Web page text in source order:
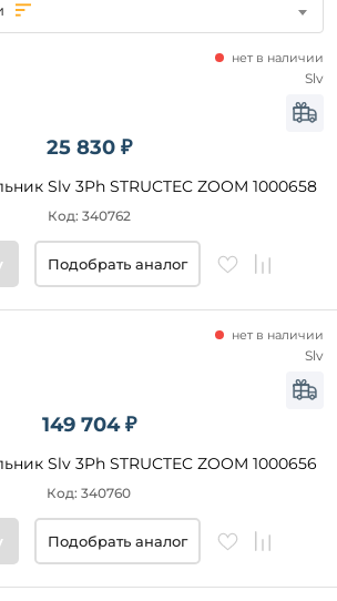
25 830 ₽
Slv 3Ph STRUCTEC ZOOM 1000658
нет в наличии
Код: 340762
Slv
Подобрать аналог
149 704 ₽
Slv 3Ph STRUCTEC ZOOM 1000656
нет в наличии
Код: 340760
Slv
Подобрать аналог